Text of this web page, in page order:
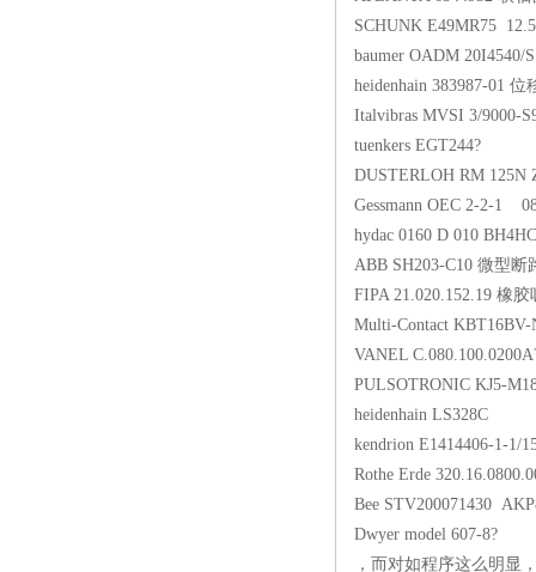
SCHUNK
baumer OADM
heidenhain
Italvibras MVSI
tuenkers
DUSTERLOH RM
Gessmann OEC
hydac 0160 D
ABB SH203-
FIPA
Multi-Contact
VANEL
PULSOTRONIC
heidenhain
kendrion
Rothe Erde
Bee
Dwyer model
，而对如程序这么明显